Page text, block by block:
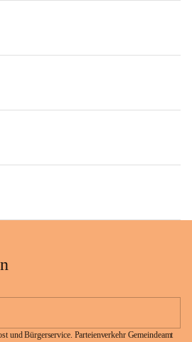
und Bürgerservice. Parteienverkehr Gemeindeamt